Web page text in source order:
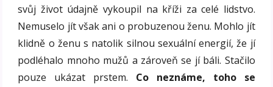
svůj život údajně vykoupil na kříži za celé lidstvo.
Nemuselo jít však ani o probuzenou ženu. Mohlo jít
klidně o ženu s natolik silnou sexuální energií, že jí
podléhalo mnoho mužů a zároveň se jí báli. Stačilo
pouze ukázat prstem. Co neznáme, toho se